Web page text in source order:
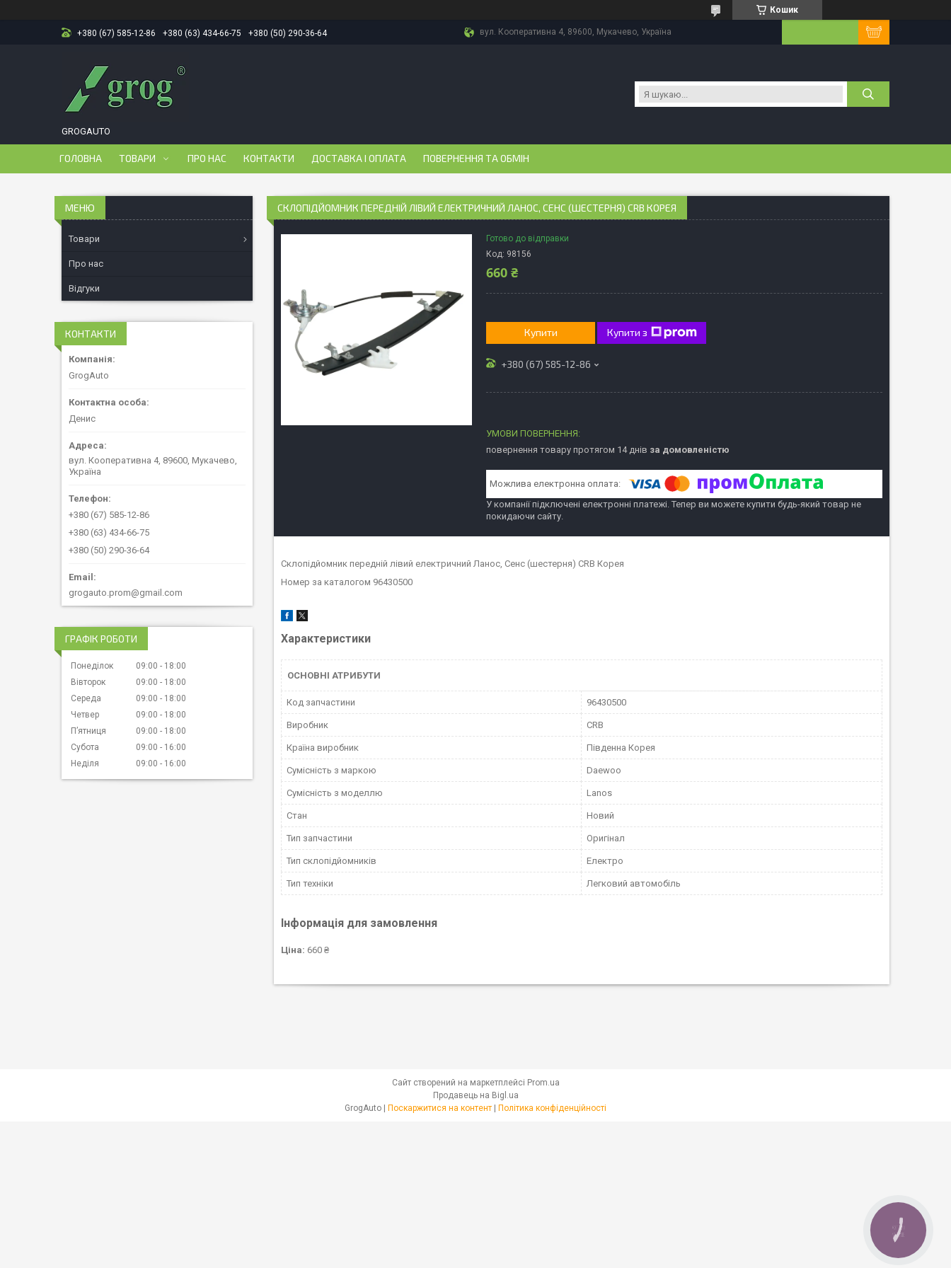
Кошик
+380 (67) 585-12-86 +380 (63) 434-66-75 +380 (50) 290-36-64 вул. Кооперативна 4, 89600, Мукачево, Україна
GROGAUTO
ГОЛОВНА ТОВАРИ ПРО НАС КОНТАКТИ ДОСТАВКА І ОПЛАТА ПОВЕРНЕННЯ ТА ОБМІН
СКЛОПІДЙОМНИК ПЕРЕДНІЙ ЛІВИЙ ЕЛЕКТРИЧНИЙ ЛАНОС, СЕНС (ШЕСТЕРНЯ) CRB КОРЕЯ
Готово до відправки
Код: 98156
660 ₴
Купити Купити з
+380 (67) 585-12-86
повернення товару протягом 14 днів за домовленістю
У компанії підключені електронні платежі. Тепер ви можете купити будь-який товар не
покидаючи сайту.
Склопідйомник передній лівий електричний Ланос, Сенс (шестерня) CRB Корея
Номер за каталогом 96430500
Характеристики
ОСНОВНІ АТРИБУТИ
Код запчастини 96430500
Виробник CRB
Країна виробник Південна Корея
Сумісність з маркою Daewoo
Сумісність з моделлю Lanos
Стан Новий
Тип запчастини Оригінал
Тип склопідйомників Електро
Тип техніки Легковий автомобіль
Інформація для замовлення
Ціна: 660 ₴
Товари
Про нас
Відгуки
КОНТАКТИ
GrogAuto
Денис
вул. Кооперативна 4, 89600, Мукачево,
Україна
+380 (67) 585-12-86
+380 (63) 434-66-75
+380 (50) 290-36-64
grogauto.prom@gmail.com
ГРАФІК РОБОТИ
Понеділок 09:00
18:00
Вівторок
09:00
18:00
Середа
09:00
18:00
Четвер
09:00
18:00
Пʼятниця
09:00
18:00
Субота
09:00
16:00
Неділя
09:00 16:00
Сайт створений на маркетплейсі Prom.ua
Продавець на Bigl.ua
GrogAuto | Поскаржитися на контент | Політика конфіденційності
КНОПКА
ЗВ'ЯЗКУ